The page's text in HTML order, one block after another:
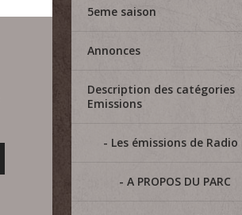
5eme saison
Annonces
Description des catégories
Emissions
Les émissions de Radio
A PROPOS DU PARC